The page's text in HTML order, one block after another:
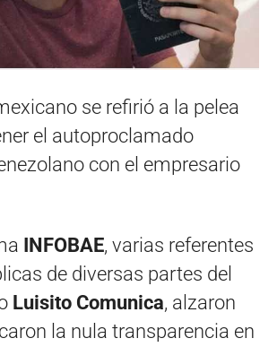
se refirió a la pelea
el autoproclamado
con el empresario
INFOBAE, varias referentes
de diversas partes del
Luisito Comunica, alzaron
la nula transparencia en